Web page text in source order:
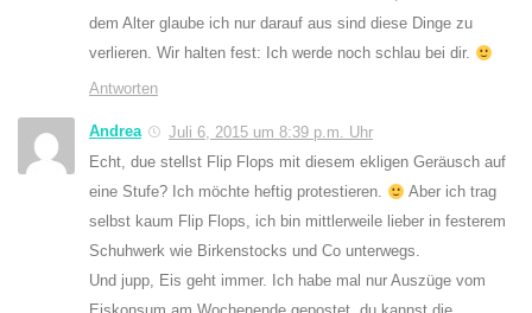
dem Alter glaube ich nur darauf aus sind diese Dinge zu
verlieren. Wir halten fest: Ich werde noch schlau bei dir.
Antworten
Andrea
Juli 6, 2015 um 8:39 p.m. Uhr
Echt, due stellst Flip Flops mit diesem ekligen Geräusch auf
eine Stufe? Ich möchte heftig protestieren.
Aber ich trag
selbst kaum Flip Flops, ich bin mittlerweile lieber in festerem
Schuhwerk wie Birkenstocks und Co unterwegs.
Und jupp, Eis geht immer. Ich habe mal nur Auszüge vom